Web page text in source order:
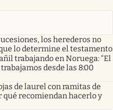
los herederos no
lo determine el testamento
trabajando en Noruega: “El
desde las 8:00
de laurel con ramitas de
qué recomiendan hacerlo y